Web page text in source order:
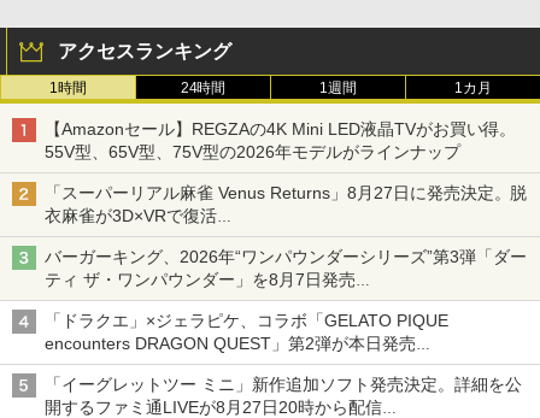
アクセスランキング
1時間 24時間 1週間 1カ月
【Amazonセール】REGZAの4K Mini LED液晶TVがお買い得。
55V型、65V型、75V型の2026年モデルがラインナップ
「スーパーリアル麻雀 Venus Returns」8月27日に発売決定。脱
衣麻雀が3D×VRで復活
発売から2週間は20%オフになるセールが実施
バーガーキング、2026年“ワンパウンダーシリーズ”第3弾「ダー
ティ ザ・ワンパウンダー」を8月7日発売
「特製ガーリックマヨソース」を使用した超大型チーズバーガー
「ドラクエ」×ジェラピケ、コラボ「GELATO PIQUE
encounters DRAGON QUEST」第2弾が本日発売
アイスカップに入ったスライムやわたぼう、ベビーサタンなどが
オリジナルアートで登場
「イーグレットツー ミニ」新作追加ソフト発売決定。詳細を公
開するファミ通LIVEが8月27日20時から配信